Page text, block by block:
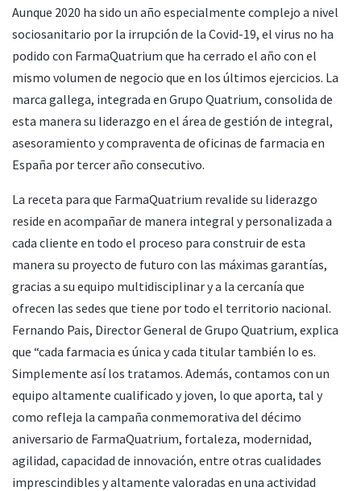
Aunque 2020 ha sido un año especialmente complejo a nivel
sociosanitario por la irrupción de la Covid-19, el virus no ha
podido con FarmaQuatrium que ha cerrado el año con el
mismo volumen de negocio que en los últimos ejercicios. La
marca gallega, integrada en Grupo Quatrium, consolida de
esta manera su liderazgo en el área de gestión de integral,
asesoramiento y compraventa de oficinas de farmacia en
España por tercer año consecutivo.
La receta para que FarmaQuatrium revalide su liderazgo
reside en acompañar de manera integral y personalizada a
cada cliente en todo el proceso para construir de esta
manera su proyecto de futuro con las máximas garantías,
gracias a su equipo multidisciplinar y a la cercanía que
ofrecen las sedes que tiene por todo el territorio nacional.
Fernando Pais, Director General de Grupo Quatrium, explica
que “cada farmacia es única y cada titular también lo es.
Simplemente así los tratamos. Además, contamos con un
equipo altamente cualificado y joven, lo que aporta, tal y
como refleja la campaña conmemorativa del décimo
aniversario de FarmaQuatrium, fortaleza, modernidad,
agilidad, capacidad de innovación, entre otras cualidades
imprescindibles y altamente valoradas en una actividad